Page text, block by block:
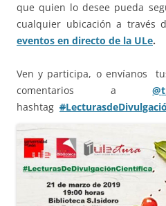
que quien lo desee pueda
cualquier ubicación a través
eventos en directo de la ULe.
Ven y participa, o envíanos
comentarios a@
hashtag #